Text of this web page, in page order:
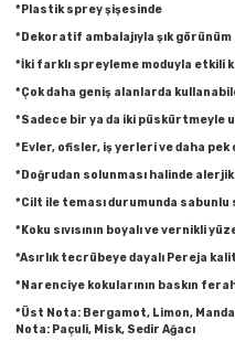
*Plastik sprey şişesinde
*Dekoratif ambalajıyla şık görünüm
*İki farklı spreyleme moduyla etkili
*Çok daha geniş alanlarda
*Sadece bir ya da iki püskürtmeyle
*Evler, ofisler, iş yerleri ve daha pek
*Doğrudan solunması halinde
*Cilt ile teması durumunda sabunlu
*Koku sıvısının boyalı ve vernikli
*Asırlık tecrübeye dayalı Pereja
*Narenciye kokularının baskın
*Üst Nota: Bergamot, Limon,
Nota: Paçuli, Misk, Sedir Ağacı